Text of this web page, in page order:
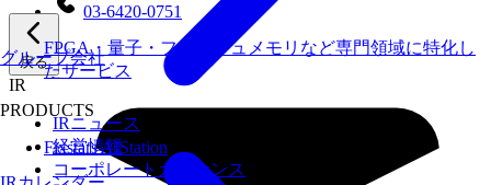
戻る
IR
IRニュース
経営情報
コーポレートガバナンス
グループ会社
FPGA・量子・フラッシュメモリなど専門領域に特化し
たサービス
PRODUCTS
Fixstars AIStation
03-6420-0751